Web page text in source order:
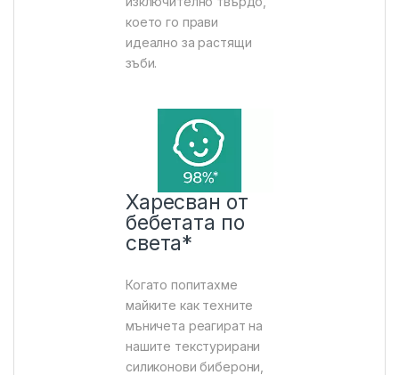
което го прави
идеално за растящи
зъби.
Харесван от
бебетата по
света*
Когато попитахме
майките как техните
мъничета реагират на
нашите текстурирани
силиконови биберони,